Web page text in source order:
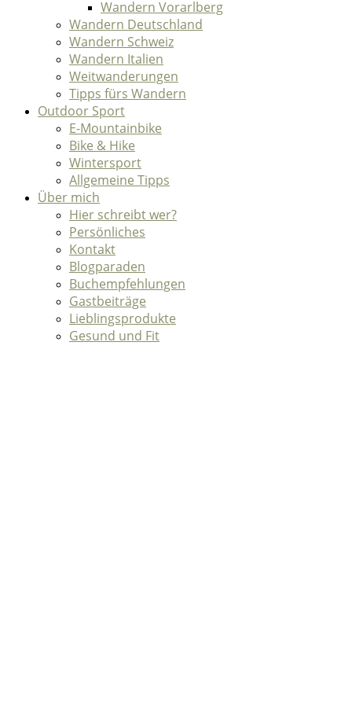
Wandern Vorarlberg
Wandern Deutschland
Wandern Schweiz
Wandern Italien
Weitwanderungen
Tipps fürs Wandern
Outdoor Sport
E-Mountainbike
Bike & Hike
Wintersport
Allgemeine Tipps
Über mich
Hier schreibt wer?
Persönliches
Kontakt
Blogparaden
Buchempfehlungen
Gastbeiträge
Lieblingsprodukte
Gesund und Fit